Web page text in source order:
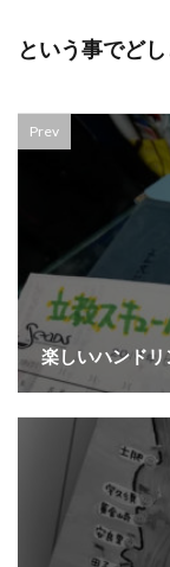
という事でど
Prev
楽しいハンドリ